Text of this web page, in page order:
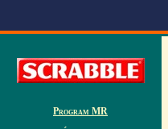
Program MR